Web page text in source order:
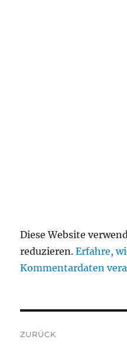
Diese Website
reduzieren.Erfahre,
Kommentardaten
ZURÜCK